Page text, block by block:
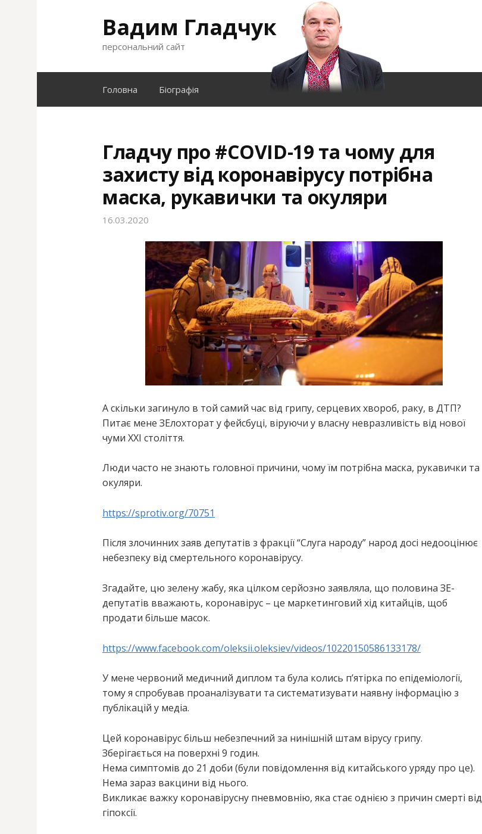
o
Вадим Гладчук
персональний сайт
Головна Біографія
Гладчу про #COVID-19 та чому для
захисту від коронавірусу потрібна
маска, рукавички та окуляри
16.03.2020
А скільки загинуло в той самий час від грипу, серцевих хвороб, раку, в ДТП?
Питає мене ЗЕлохторат у фейсбуці, віруючи у власну невразливість від нової
чуми XXI століття.
Люди часто не знають головної причини, чому їм потрібна маска, рукавички та
окуляри.
https://sprotiv.org/70751
Після злочинних заяв депутатів з фракції “Слуга народу” народ досі недооцінює
небезпеку від смертельного коронавірусу.
Згадайте, цю зелену жабу, яка цілком серйозно заявляла, що половина ЗЕ-
депутатів вважають, коронавірус – це маркетинговий хід китайців, щоб
продати більше масок.
https://www.facebook.com/oleksii.oleksiev/videos/10220150586133178/
У мене червоний медичний диплом та була колись п’ятірка по епідеміології,
тому я спробував проаналізувати та систематизувати наявну інформацію з
публікацій у медіа.
Цей коронавірус більш небезпечний за нинішній штам вірусу грипу.
Зберігається на поверхні 9 годин.
Нема симптомів до 21 доби (були повідомлення від китайського уряду про це).
Нема зараз вакцини від нього.
Викликає важку коронавірусну пневмовнію, яка стає однією з причин смерті від
гіпоксії.